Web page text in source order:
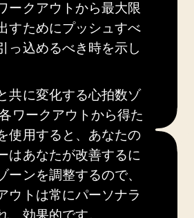
ークアウトから最大限
すためにプッシュすべ
っ込めるべき時を示し
共に変化する心拍数ゾ
ワークアウトから得た
使用すると、あなたの
はあなたが改善するに
ーンを調整するので、
ウトは常にパーソナラ